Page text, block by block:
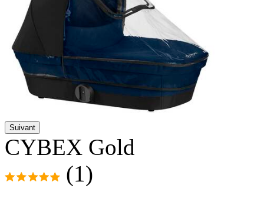
Suivant
CYBEX Gold
(1)